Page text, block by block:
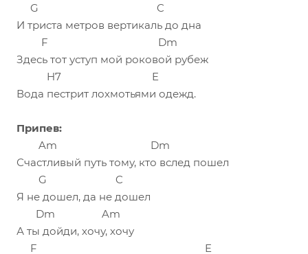
G C
И триста метров вертикаль до дна
F Dm
Здесь тот уступ мой роковой рубеж
H7 E
Вода пестрит лохмотьями одежд.
Припев:
Am Dm
Счастливый путь тому, кто вслед пошел
G C
Я не дошел, да не дошел
Dm Am
А ты дойди, хочу, хочу
F E